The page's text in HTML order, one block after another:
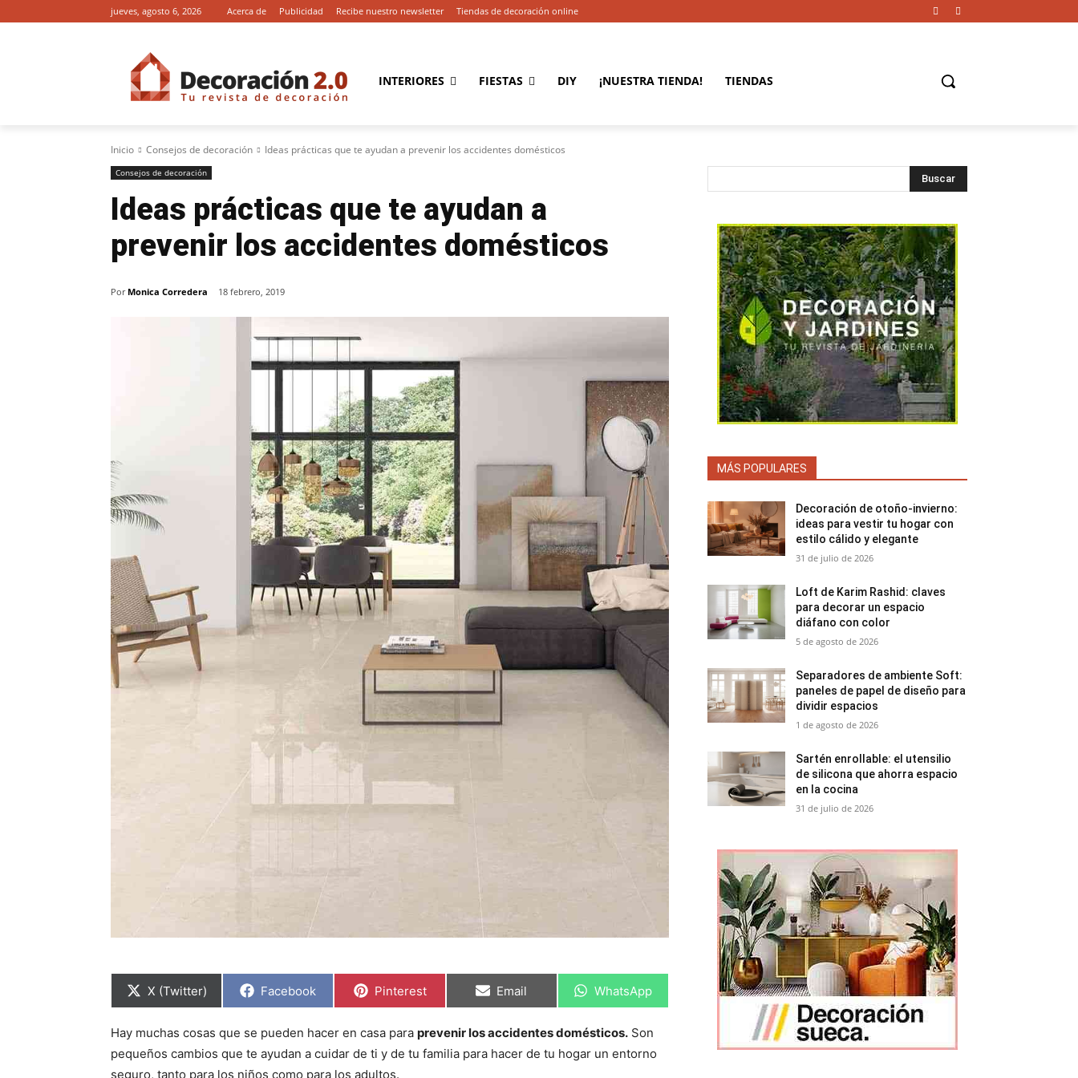
jueves, agosto 6, 2026 Acerca de Publicidad Recibe nuestro newsletter Tiendas de decoración online
INTERIORES FIESTAS DIY ¡NUESTRA TIENDA! TIENDAS
Inicio Consejos de decoración Ideas prácticas que te ayudan a prevenir los accidentes domésticos
Consejos de decoración
Ideas prácticas que te ayudan a
prevenir los accidentes domésticos
Por Monica Corredera 18 febrero, 2019
C
a
r
t
i
X (Twitter) C
a
r
t
i
Facebook C
a
r
t
i
Pinterest C
a
r
t
Email C
p
a
r
t
WhatsApp
Hay muchas cosas que se pueden hacer en casa para prevenir los accidentes domésticos. Son
pequeños cambios que te ayudan a cuidar de ti y de tu familia para hacer de tu hogar un entorno
seguro, tanto para los niños como para los adultos.
Buscar
MÁS POPULARES
Decoración de otoño-invierno:
ideas para vestir tu hogar con
estilo cálido y elegante
31 de julio de 2026
Loft de Karim Rashid: claves
para decorar un espacio
diáfano con color
5 de agosto de 2026
Separadores de ambiente Soft:
paneles de papel de diseño para
dividir espacios
1 de agosto de 2026
Sartén enrollable: el utensilio
de silicona que ahorra espacio
en la cocina
31 de julio de 2026